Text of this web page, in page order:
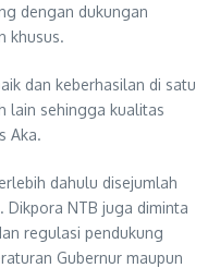
dengan dukungan
khusus.
dan keberhasilan di satu
lain sehingga kualitas
Aka.
dahulu disejumlah
Dikpora NTB juga diminta
regulasi pendukung
Gubernur maupun